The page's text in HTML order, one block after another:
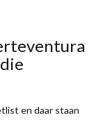
en daar staan